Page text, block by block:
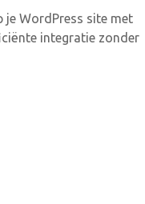
je WordPress site met
integratie zonder